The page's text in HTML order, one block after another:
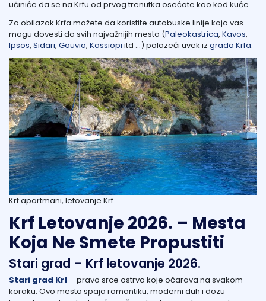
učiniće da se na Krfu od prvog trenutka osećate kao kod kuće.
Za obilazak Krfa možete da koristite autobuske linije koja vas
mogu dovesti do svih najvažnijih mesta (Paleokastrica, Kavos,
Ipsos, Sidari, Gouvia, Kassiopi itd …) polazeći uvek iz grada Krfa.
Krf apartmani, letovanje Krf
Krf Letovanje 2026. – Mesta
Koja Ne Smete Propustiti
Stari grad – Krf letovanje 2026.
Stari grad Krf – pravo srce ostrva koje očarava na svakom
koraku. Ovo mesto spaja romantiku, moderni duh i dozu